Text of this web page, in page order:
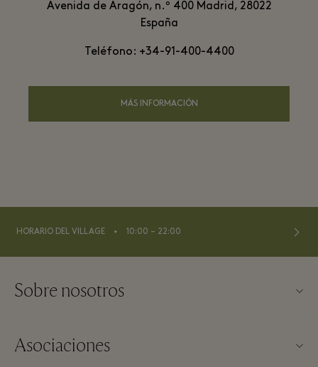
Avenida de Aragón, n.º 400 Madrid, 28022
España
Teléfono: +34-91-400-4400
MÁS INFORMACIÓN
HORARIO DEL VILLAGE ⬩ 10:00 – 22:00
Sobre nosotros
Sobre Las Rozas Village
Asociaciones